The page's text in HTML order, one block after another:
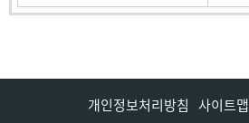
개인정보처리방침 사이트맵